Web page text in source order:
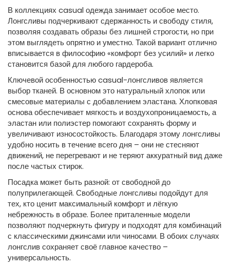
В коллекциях casual одежда занимает особое место.
Лонгсливы подчеркивают сдержанность и свободу стиля,
позволяя создавать образы без лишней строгости, но при
этом выглядеть опрятно и уместно. Такой вариант отлично
вписывается в философию «комфорт без усилий» и легко
становится базой для любого гардероба.
Ключевой особенностью casual-лонгсливов является
выбор тканей. В основном это натуральный хлопок или
смесовые материалы с добавлением эластана. Хлопковая
основа обеспечивает мягкость и воздухопроницаемость, а
эластан или полиэстер помогают сохранять форму и
увеличивают износостойкость. Благодаря этому лонгсливы
удобно носить в течение всего дня – они не стесняют
движений, не перегревают и не теряют аккуратный вид даже
после частых стирок.
Посадка может быть разной: от свободной до
полуприлегающей. Свободные лонгсливы подойдут для
тех, кто ценит максимальный комфорт и лёгкую
небрежность в образе. Более приталенные модели
позволяют подчеркнуть фигуру и подходят для комбинаций
с классическими джинсами или чиносами. В обоих случаях
лонгслив сохраняет своё главное качество –
универсальность.